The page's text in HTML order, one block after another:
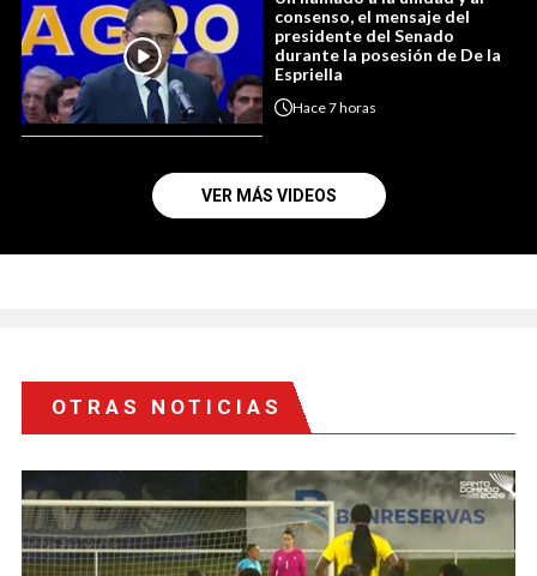
consenso, el mensaje del
presidente del Senado
durante la posesión de De la
Espriella
Hace7 horas
VER MÁS VIDEOS
OTRAS NOTICIAS